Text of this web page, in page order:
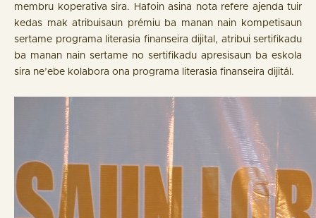
membru koperativa sira. Hafoin asina nota refere ajenda tuir
kedas mak atribuisaun prémiu ba manan nain kompetisaun
sertame programa literasia finanseira dijital, atribui sertifikadu
ba manan nain sertame no sertifikadu apresisaun ba eskola
sira ne’ebe kolabora ona programa literasia finanseira dijitál.